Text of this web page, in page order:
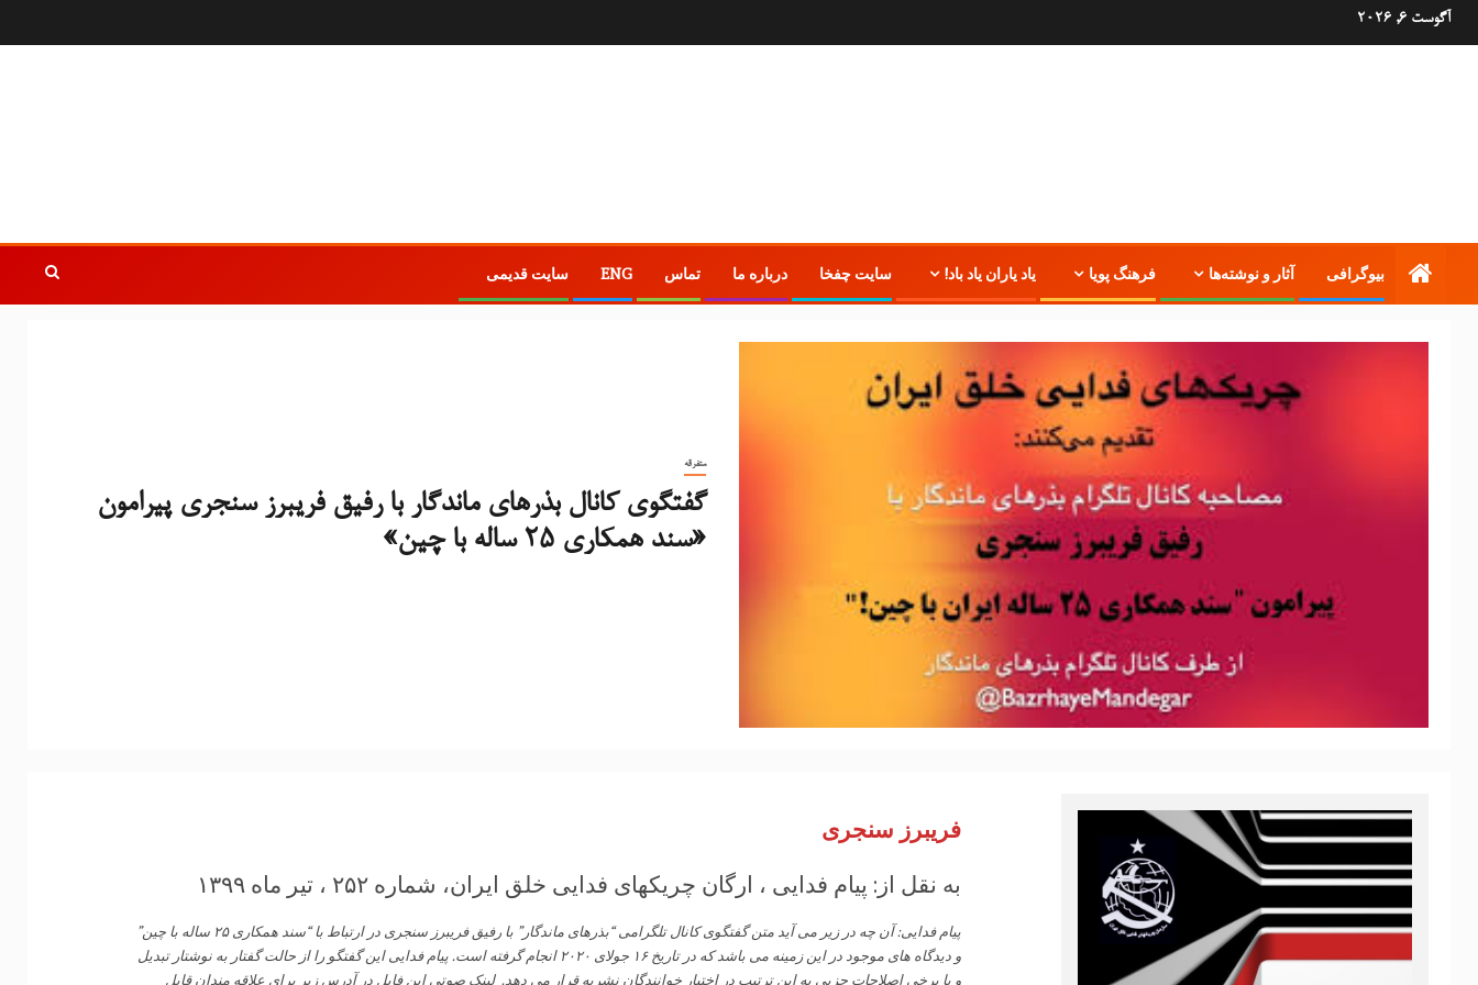
آگوست 6, 2026
بیوگرافی آثار و نوشته‌ها فرهنگ پویا یاد یاران یاد باد! سایت چفخا درباره ما تماس ENG سایت قدیمی
متفرقه
گفتگوی کانال بذرهای ماندگار با رفیق فریبرز سنجری پیرامون
«سند همکاری ۲۵ ساله با چین»
فریبرز سنجری
به نقل از: پیام فدایی ، ارگان چریکهای فدایی خلق ایران، شماره ۲۵۲ ، تیر ماه ۱۳۹۹
پیام فدایی: آن چه در زیر می آید متن گفتگوی کانال تلگرامی “بذرهای ماندگار” با رفیق فریبرز سنجری در ارتباط با “سند همکاری ۲۵ ساله با چین”
و دیدگاه های موجود در این زمینه می باشد که در تاریخ ۱۶ جولای ۲۰۲۰ انجام گرفته است. پیام فدایی این گفتگو را از حالت گفتار به نوشتار تبدیل
و با برخی اصلاحات جزیی به این ترتیب در اختیار خوانندگان نشریه قرار می دهد. لینک صوتی این فایل در آدرس زیر برای علاقه مندان قابل